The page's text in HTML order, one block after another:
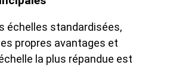
échelles standardisées,
propres avantages et
la plus répandue est